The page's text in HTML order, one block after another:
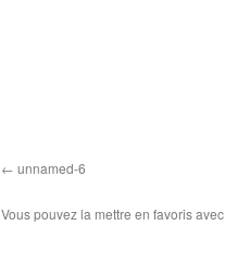
unnamed-6
Vous pouvez la mettre en favoris avec